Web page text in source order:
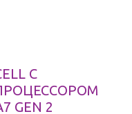
С
GEN 2